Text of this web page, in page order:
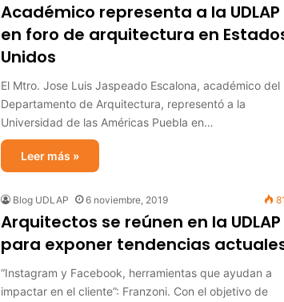
Académico representa a la UDLAP
en foro de arquitectura en
Unidos
El Mtro. Jose Luis Jaspeado Escalona, académico del
Departamento de Arquitectura, representó a la
Universidad de las Américas Puebla en…
Leer más »
Blog UDLAP 6 noviembre, 2019
Arquitectos se reúnen en la UDLAP
para exponer tendencias
“Instagram y Facebook, herramientas que ayudan a
impactar en el cliente”: Franzoni. Con el objetivo de